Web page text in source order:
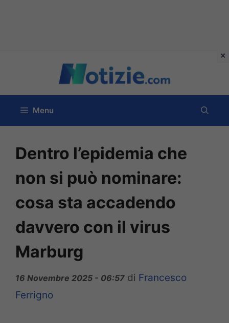
contenuto
Menu
Dentro l’epidemia che
non si può nominare:
cosa sta accadendo
davvero con il virus
Marburg
16 Novembre 2025 - 06:57 di Francesco
Ferrigno